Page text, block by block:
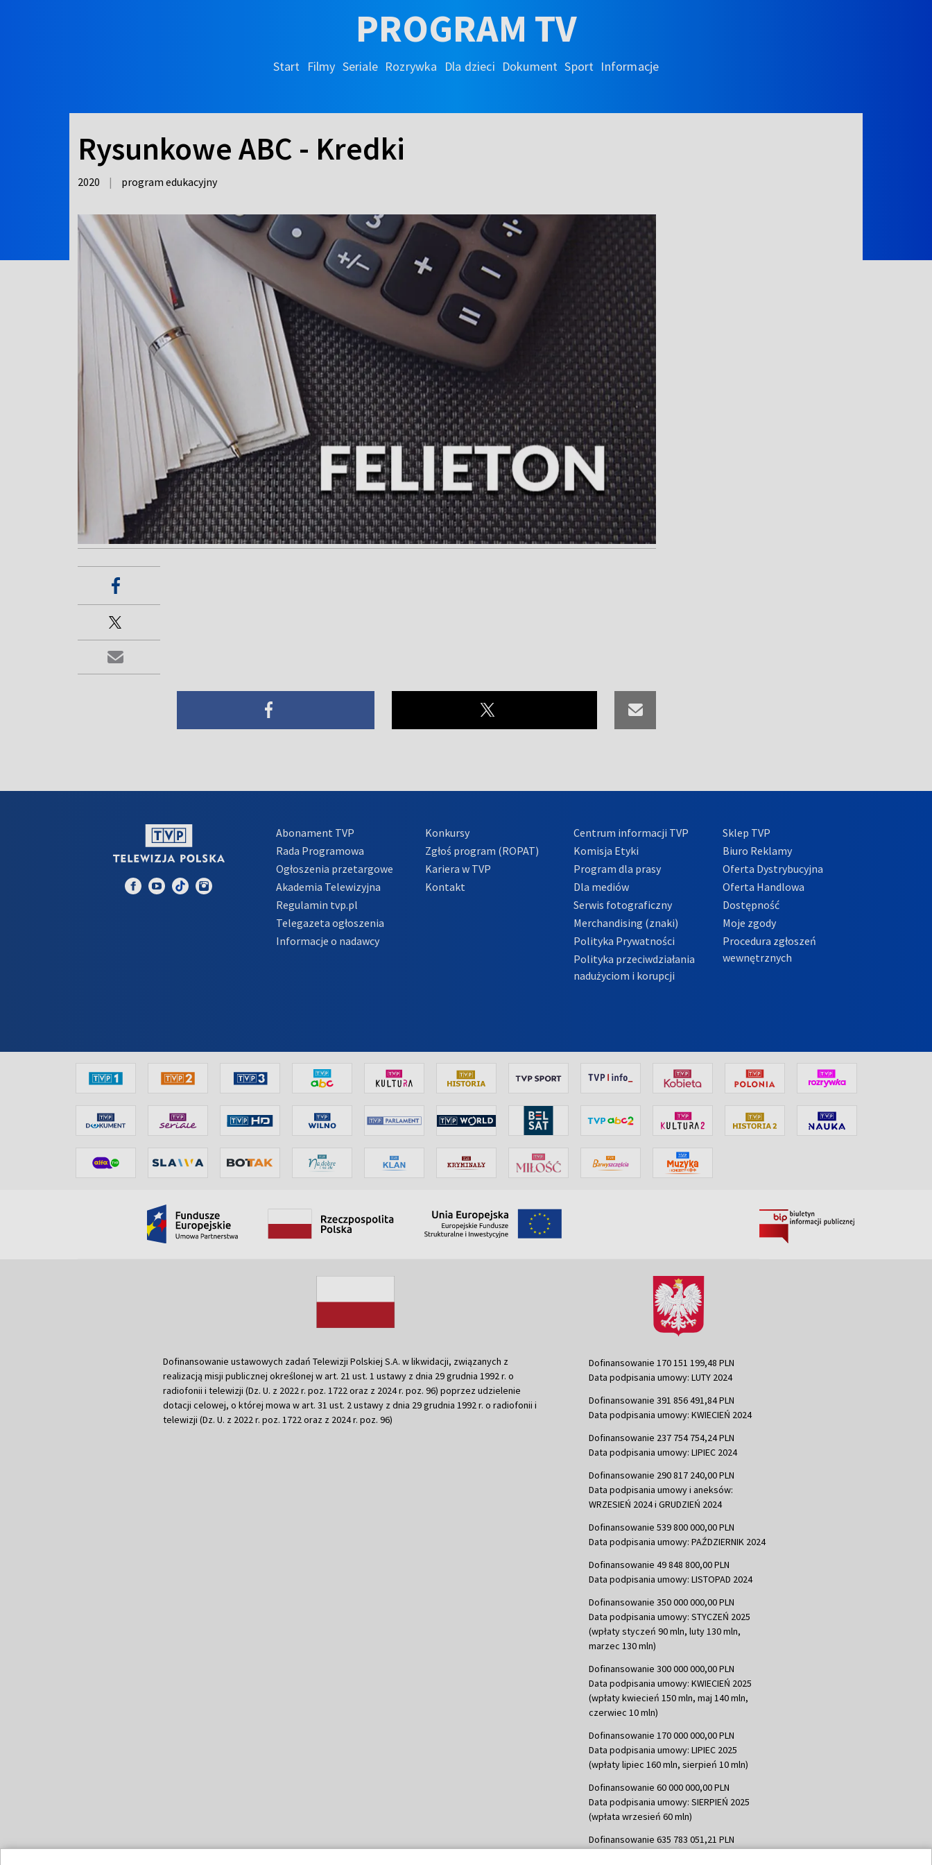
PROGRAM TV
Start Filmy Seriale Rozrywka Dla dzieci Dokument Sport Informacje
Rysunkowe ABC - Kredki
2020 | program edukacyjny
Abonament TVP
Rada Programowa
Ogłoszenia przetargowe
Akademia Telewizyjna
Regulamin tvp.pl
Telegazeta ogłoszenia
Informacje o nadawcy
Konkursy
Zgłoś program (ROPAT)
Kariera w TVP
Kontakt
Centrum informacji TVP
Komisja Etyki
Program dla prasy
Dla mediów
Serwis fotograficzny
Merchandising (znaki)
Polityka Prywatności
Polityka przeciwdziałania
nadużyciom i korupcji
Sklep TVP
Biuro Reklamy
Oferta Dystrybucyjna
Oferta Handlowa
Dostępność
Moje zgody
Procedura zgłoszeń
wewnętrznych
Dofinansowanie ustawowych zadań Telewizji Polskiej S.A. w likwidacji, związanych z
realizacją misji publicznej określonej w art. 21 ust. 1 ustawy z dnia 29 grudnia 1992 r. o
radiofonii i telewizji (Dz. U. z 2022 r. poz. 1722 oraz z 2024 r. poz. 96) poprzez udzielenie
dotacji celowej, o której mowa w art. 31 ust. 2 ustawy z dnia 29 grudnia 1992 r. o radiofonii i
telewizji (Dz. U. z 2022 r. poz. 1722 oraz z 2024 r. poz. 96)
Dofinansowanie 170 151 199,48 PLN
Data podpisania umowy: LUTY 2024
Dofinansowanie 391 856 491,84 PLN
Data podpisania umowy: KWIECIEŃ 2024
Dofinansowanie 237 754 754,24 PLN
Data podpisania umowy: LIPIEC 2024
Dofinansowanie 290 817 240,00 PLN
Data podpisania umowy i aneksów:
WRZESIEŃ 2024 i GRUDZIEŃ 2024
Dofinansowanie 539 800 000,00 PLN
Data podpisania umowy: PAŹDZIERNIK 2024
Dofinansowanie 49 848 800,00 PLN
Data podpisania umowy: LISTOPAD 2024
Dofinansowanie 350 000 000,00 PLN
Data podpisania umowy: STYCZEŃ 2025
(wpłaty styczeń 90 mln, luty 130 mln,
marzec 130 mln)
Dofinansowanie 300 000 000,00 PLN
Data podpisania umowy: KWIECIEŃ 2025
(wpłaty kwiecień 150 mln, maj 140 mln,
czerwiec 10 mln)
Dofinansowanie 170 000 000,00 PLN
Data podpisania umowy: LIPIEC 2025
(wpłaty lipiec 160 mln, sierpień 10 mln)
Dofinansowanie 60 000 000,00 PLN
Data podpisania umowy: SIERPIEŃ 2025
(wpłata wrzesień 60 mln)
Dofinansowanie 635 783 051,21 PLN